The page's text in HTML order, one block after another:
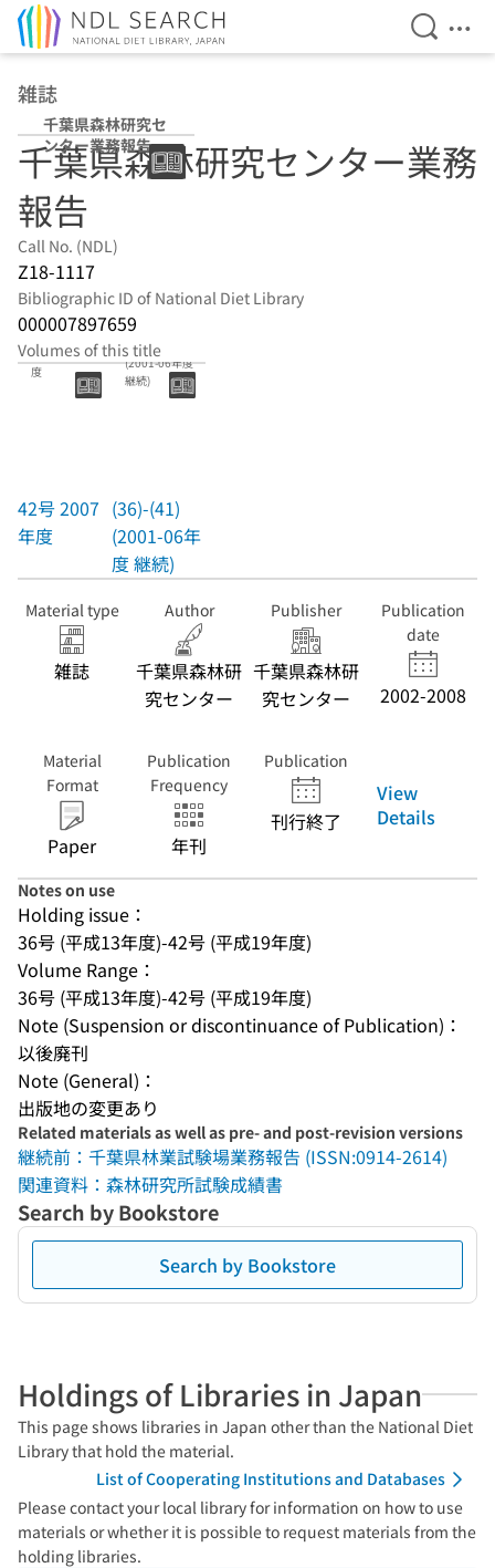
Open
雑誌
千葉県森林研究セ
ンター業務報告
千葉県森林研究センター業務
報告
Call No. (NDL)
Z18-1117
Bibliographic ID of National Diet Library
000007897659
Volumes of this title
42号 2007年
度
42号 2007
年度
(36)-(41)
(2001-06年度
継続)
(36)-(41)
(2001-06年
度 継続)
Material type
雑誌
Author
千葉県森林研
究センター
Publisher
千葉県森林研
究センター
Publication
date
2002-2008
Material
Format
Paper
Publication
Frequency
年刊
Publication
刊行終了
View
Details
Notes on use
Holding issue：
36号 (平成13年度)-42号 (平成19年度)
Volume Range：
36号 (平成13年度)-42号 (平成19年度)
Note (Suspension or discontinuance of Publication)：
以後廃刊
Note (General)：
出版地の変更あり
Related materials as well as pre- and post-revision versions
継続前：千葉県林業試験場業務報告 (ISSN:0914-2614)
関連資料：森林研究所試験成績書
Search by Bookstore
Search by Bookstore
Holdings of Libraries in Japan
This page shows libraries in Japan other than the National Diet
Library that hold the material.
List of Cooperating Institutions and Databases
Please contact your local library for information on how to use
materials or whether it is possible to request materials from the
holding libraries.